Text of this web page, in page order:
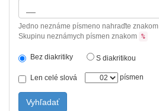
Jedno neznáme písmeno nahraďte znakom
Skupinu neznámych písmen znakom %
Bez diakritiky S diakritikou
Len celé slová písmen
Vyhľadať